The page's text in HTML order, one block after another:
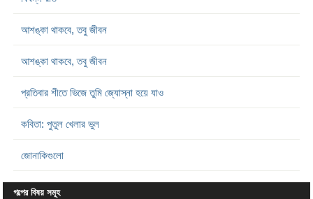
আশঙ্কা থাকবে, তবু জীবন
আশঙ্কা থাকবে, তবু জীবন
প্রতিবার শীতে ভিজে তুমি জ্যোস্না হয়ে যাও
কবিতা: পুতুল খেলার ভুল
জোনাকিগুলো
গল্পের বিষয় সমূহ